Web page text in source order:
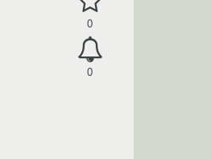
0
0